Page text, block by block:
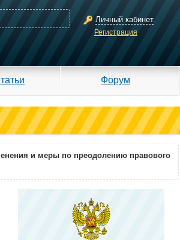
Личный кабинет
Регистрация
Форум
и меры по преодолению правового